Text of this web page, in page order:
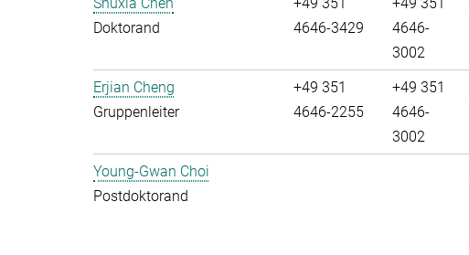
Doktorand
4646-3429
4646-
3002
Erjian Cheng
Gruppenleiter
+49 351
4646-2255
+49 351
4646-
3002
Young-Gwan Choi
Postdoktorand